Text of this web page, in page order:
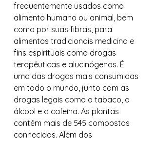
frequentemente usados ​​como
alimento humano ou animal, bem
como por suas fibras, para
alimentos tradicionais medicina e
fins espirituais como drogas
terapêuticas e alucinógenas. É
uma das drogas mais consumidas
em todo o mundo, junto com as
drogas legais como o tabaco, o
álcool e a cafeína. As plantas
contêm mais de 545 compostos
conhecidos. Além dos